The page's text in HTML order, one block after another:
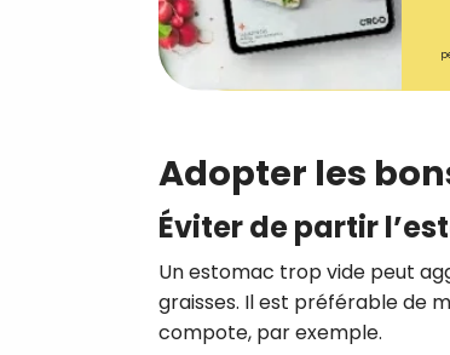
Adopter les
Éviter de partir
Un estomac trop vide peut
graisses. Il est préférable de
compote, par exemple.